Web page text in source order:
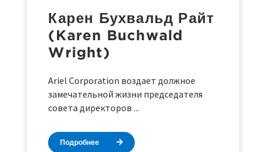
Карен Бухвальд Райт
(Karen Buchwald
Wright)
Ariel Corporation воздает должное
замечательной жизни председателя
совета директоров ...
Подробнее